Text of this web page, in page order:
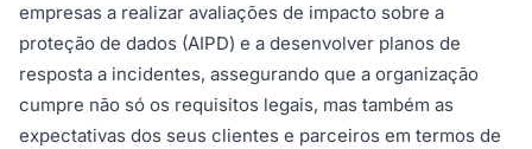
empresas a realizar avaliações de impacto sobre a
proteção de dados (AIPD) e a desenvolver planos de
resposta a incidentes, assegurando que a organização
cumpre não só os requisitos legais, mas também as
expectativas dos seus clientes e parceiros em termos de